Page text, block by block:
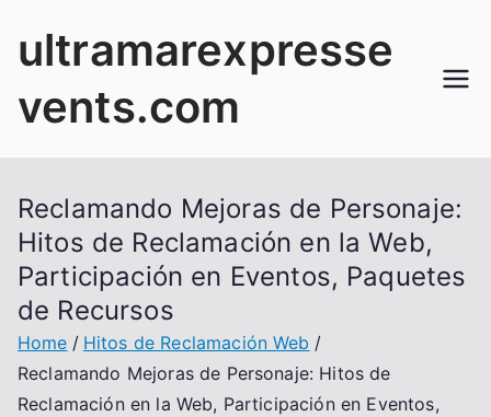
ultramarexpresse
vents.com
Reclamando Mejoras de Personaje:
Hitos de Reclamación en la Web,
Participación en Eventos, Paquetes
de Recursos
Home
Hitos de Reclamación Web
Reclamando Mejoras de Personaje: Hitos de
Reclamación en la Web, Participación en Eventos,